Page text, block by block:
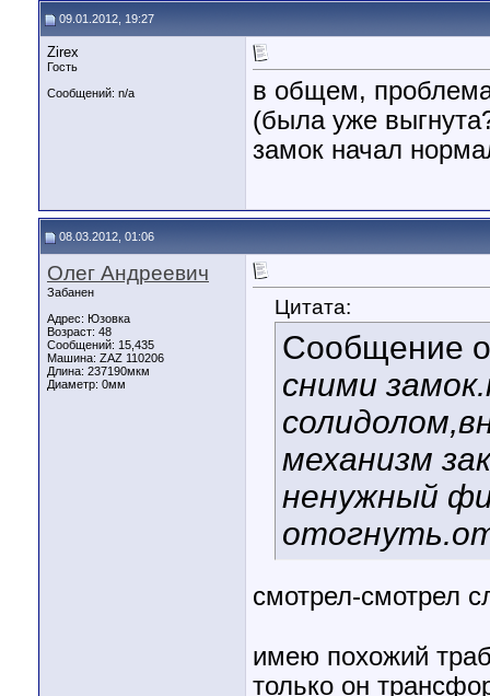
09.01.2012, 19:27
Zirex
Гость
Сообщений: n/a
в общем, проблема
(была уже
замок начал
08.03.2012, 01:06
Олег Андреевич
Забанен
Адрес: Юзовка
Возраст: 48
Сообщений: 15,435
Машина: ZAZ 110206
Длина: 237190мкм
Диаметр: 0мм
Цитата:
Сообщение
сними
механизм
ненужный
смотрел-смотрел
имею похожий
только он